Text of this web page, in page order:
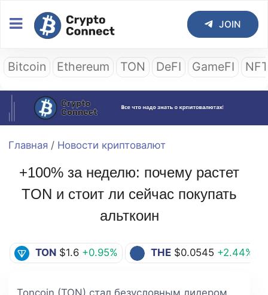
JOIN
Bitcoin Ethereum TON DeFI GameFI
Главная / Новости криптовалют
+100% за неделю: почему растет
TON и стоит ли сейчас покупать
альткоин
TON $1.6 +0.95% THE $0.0545 +2.44%
Toncoin (TON) стал безусловным лидером